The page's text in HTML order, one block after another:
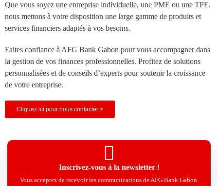
Que vous soyez une entreprise individuelle, une PME ou une TPE,
nous mettons à votre disposition une large gamme de produits et
services financiers adaptés à vos besoins.
Faites confiance à AFG Bank Gabon pour vous accompagner dans
la gestion de vos finances professionnelles. Profitez de solutions
personnalisées et de conseils d’experts pour soutenir la croissance
de votre entreprise.
Cliquez ici pour nous contacter >
Inscrivez-vous à la newsletter !
Vous acceptez de recevoir les communications de AFG Bank Gabon.